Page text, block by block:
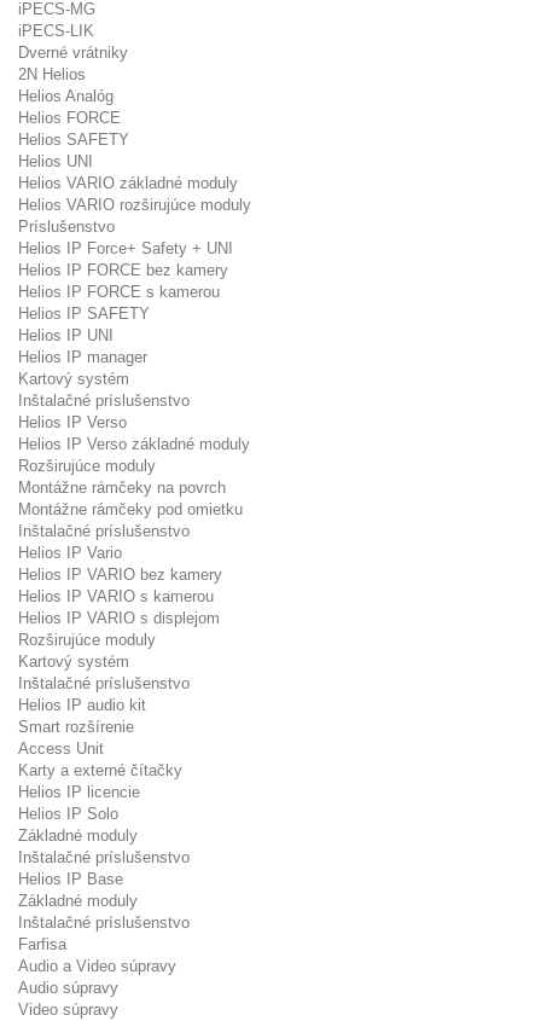
iPECS-MG
iPECS-LIK
Dverné vrátniky
2N Helios
Helios Analóg
Helios FORCE
Helios SAFETY
Helios UNI
Helios VARIO základné moduly
Helios VARIO rozširujúce moduly
Príslušenstvo
Helios IP Force+ Safety + UNI
Helios IP FORCE bez kamery
Helios IP FORCE s kamerou
Helios IP SAFETY
Helios IP UNI
Helios IP manager
Kartový systém
Inštalačné príslušenstvo
Helios IP Verso
Helios IP Verso základné moduly
Rozširujúce moduly
Montážne rámčeky na povrch
Montážne rámčeky pod omietku
Inštalačné príslušenstvo
Helios IP Vario
Helios IP VARIO bez kamery
Helios IP VARIO s kamerou
Helios IP VARIO s displejom
Rozširujúce moduly
Kartový systém
Inštalačné príslušenstvo
Helios IP audio kit
Smart rozšírenie
Access Unit
Karty a externé čítačky
Helios IP licencie
Helios IP Solo
Základné moduly
Inštalačné príslušenstvo
Helios IP Base
Základné moduly
Inštalačné príslušenstvo
Farfisa
Audio a Video súpravy
Audio súpravy
Video súpravy